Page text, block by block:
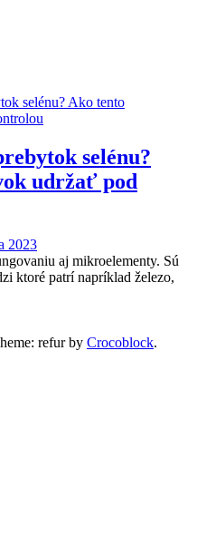
selénu?
udržať pod
2023
aj mikroelementy. Sú
ktoré patrí napríklad železo,
refur by Crocoblock.